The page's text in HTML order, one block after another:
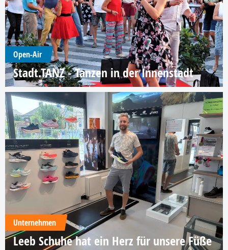
Open-Air
Stadt.TANZ - Tanzen in der Innenstadt
Unternehmen
Leeb Schuhe hat ein Herz für unsere Füße